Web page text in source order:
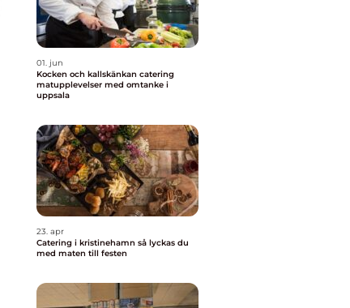
01. jun
Kocken och kallskänkan catering
matupplevelser med omtanke i
uppsala
23. apr
Catering i kristinehamn så lyckas du
med maten till festen